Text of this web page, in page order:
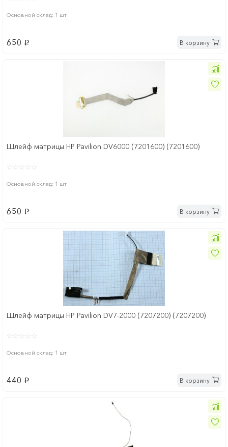
Основной склад: 1 шт
650 p В корзину
Шлейф матрицы HP Pavilion DV6000 (7201600) (7201600)
Основной склад: 1 шт
650 p В корзину
Шлейф матрицы HP Pavilion DV7-2000 (7207200) (7207200)
Основной склад: 1 шт
440 p В корзину